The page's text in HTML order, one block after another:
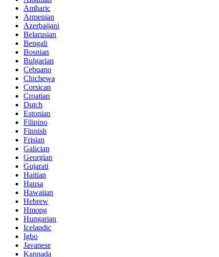
Amharic
Armenian
Azerbaijani
Belarusian
Bengali
Bosnian
Bulgarian
Cebuano
Chichewa
Corsican
Croatian
Dutch
Estonian
Filipino
Finnish
Frisian
Galician
Georgian
Gujarati
Haitian
Hausa
Hawaiian
Hebrew
Hmong
Hungarian
Icelandic
Igbo
Javanese
Kannada